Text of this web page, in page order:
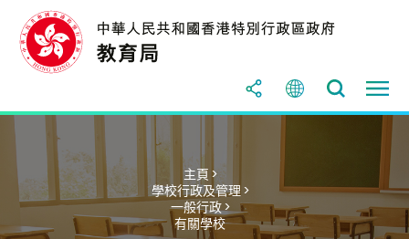
主頁 >
學校行政及管理 >
一般行政 >
有關學校